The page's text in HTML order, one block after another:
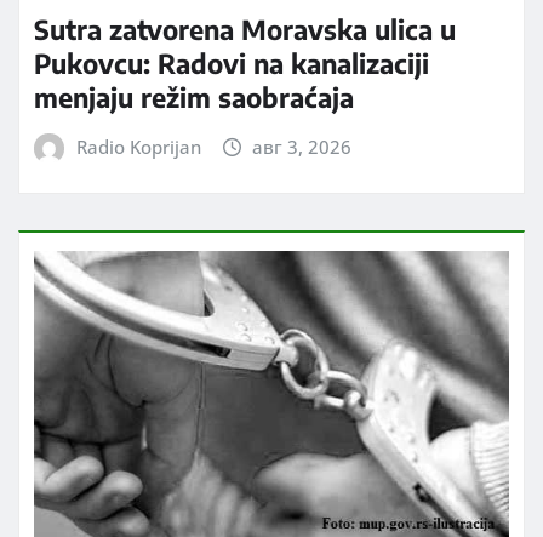
Sutra zatvorena Moravska ulica u
Pukovcu: Radovi na kanalizaciji
menjaju režim saobraćaja
Radio Koprijan авг 3, 2026